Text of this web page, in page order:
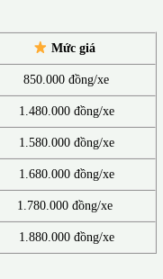
Mức giá
850.000 đồng/xe
1.480.000 đồng/xe
1.580.000 đồng/xe
1.680.000 đồng/xe
1.780.000 đồng/xe
1.880.000 đồng/xe